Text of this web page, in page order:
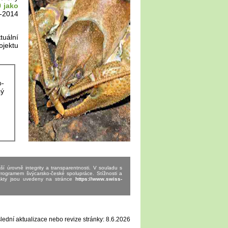
jako
2014
úrovně integrity a transparentnosti. V souladu s
švýcarsko-české spolupráce. Stížnosti a
jsou uvedeny na stránce https://www.swiss-
aktualizace nebo revize stránky: 8.6.2026